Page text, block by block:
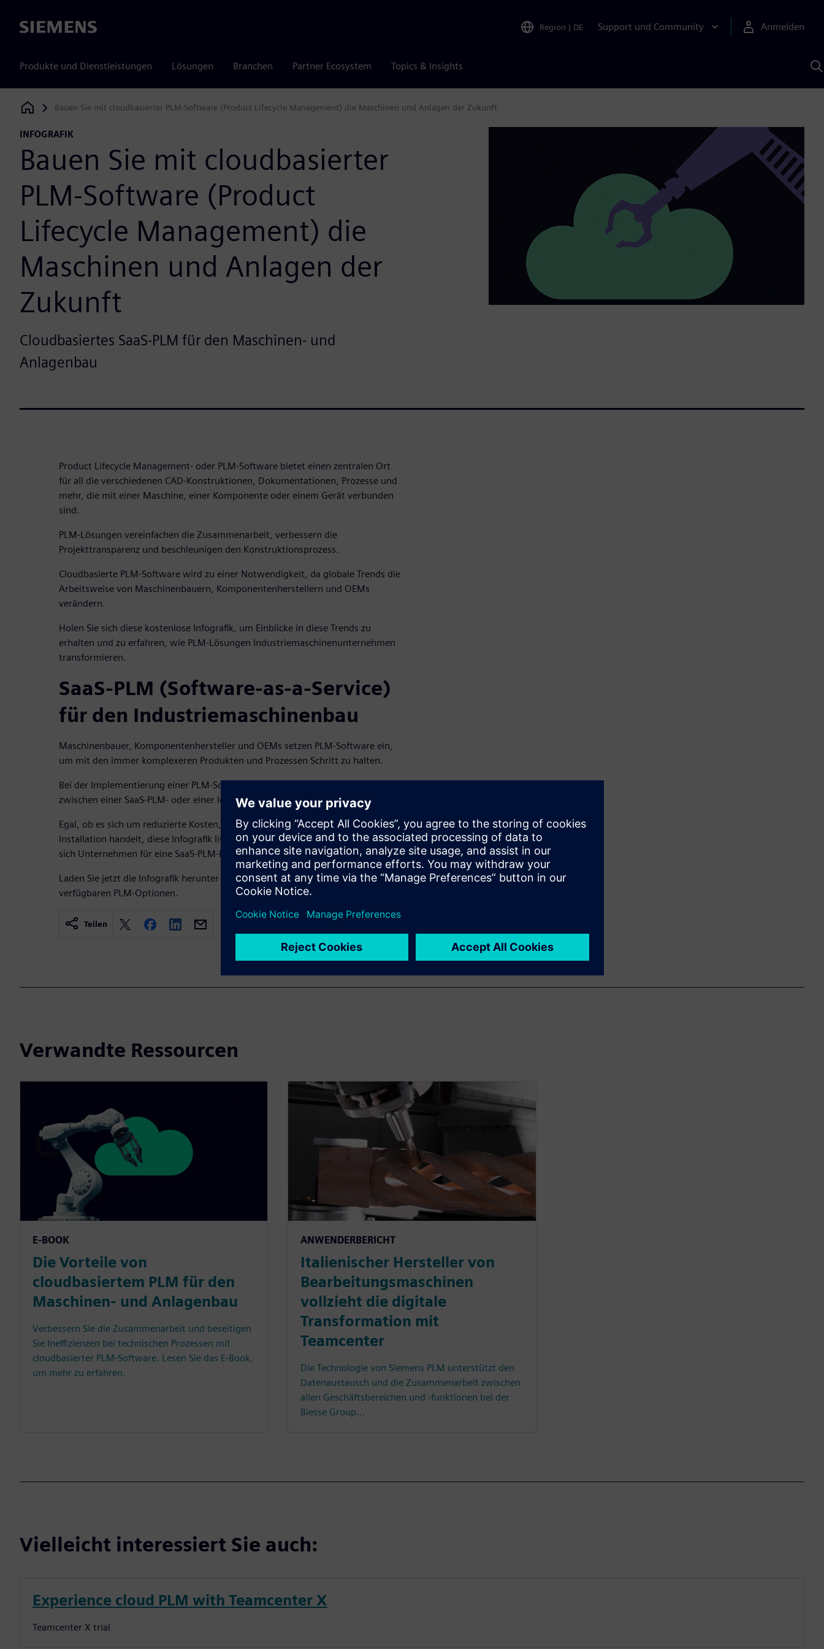
Siemens Region | DE Support und Community Anmelden
Produkte und Dienstleistungen Lösungen Branchen Partner Ecosystem Topics & Insights
KI
Siemens Digital Industries Software
Bauen Sie mit cloudbasierter PLM-Software (Product Lifecycle Management) die Maschinen und Anlagen der Zukunft
INFOGRAFIK
Bauen Sie mit cloudbasierter
PLM-Software (Product
Lifecycle Management) die
Maschinen und Anlagen der
Zukunft
Cloudbasiertes SaaS-PLM für den Maschinen- und
Anlagenbau
Product Lifecycle Management- oder PLM-Software bietet einen zentralen Ort
für all die verschiedenen CAD-Konstruktionen, Dokumentationen, Prozesse und
mehr, die mit einer Maschine, einer Komponente oder einem Gerät verbunden
sind.
PLM-Lösungen vereinfachen die Zusammenarbeit, verbessern die
Projekttransparenz und beschleunigen den Konstruktionsprozess.
Cloudbasierte PLM-Software wird zu einer Notwendigkeit, da globale Trends die
Arbeitsweise von Maschinenbauern, Komponentenherstellern und OEMs
verändern.
Holen Sie sich diese kostenlose Infografik, um Einblicke in diese Trends zu
erhalten und zu erfahren, wie PLM-Lösungen Industriemaschinenunternehmen
transformieren.
SaaS-PLM (Software-as-a-Service)
für den Industriemaschinenbau
Maschinenbauer, Komponentenhersteller und OEMs setzen PLM-Software ein,
um mit den immer komplexeren Produkten und Prozessen Schritt zu halten.
Bei der Implementierung einer PLM-Software entscheiden sich Unternehmen
zwischen einer SaaS-PLM- oder einer lokalen PLM-Lösung.
Egal, ob es sich um reduzierte Kosten, höhere Sicherheit oder die Einfachheit der
Installation handelt, diese Infografik listet alle wichtigen Gründe auf, warum
sich Unternehmen für eine SaaS-PLM-Lösung entscheiden.
Laden Sie jetzt die Infografik herunter und erfahren Sie mehr über die
verfügbaren PLM-Optionen.
Teilen
Verwandte Ressourcen
E-BOOK
Die Vorteile von
cloudbasiertem PLM für den
Maschinen- und Anlagenbau
Verbessern Sie die Zusammenarbeit und beseitigen
Sie Ineffizienzen bei technischen Prozessen mit
cloudbasierter PLM-Software. Lesen Sie das E-Book,
um mehr zu erfahren.
ANWENDERBERICHT
Italienischer Hersteller von
Bearbeitungsmaschinen
vollzieht die digitale
Transformation mit
Teamcenter
Die Technologie von Siemens PLM unterstützt den
Datenaustausch und die Zusammenarbeit zwischen
allen Geschäftsbereichen und -funktionen bei der
Biesse Group...
Vielleicht interessiert Sie auch:
Experience cloud PLM with Teamcenter X
Teamcenter X trial